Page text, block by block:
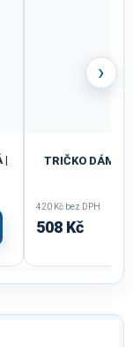
|
TRIČKO
420 Kč bez DPH
508 Kč
›